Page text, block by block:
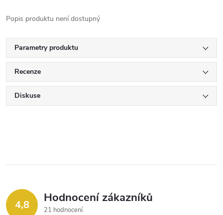
Popis produktu není dostupný
Parametry produktu
Recenze
Diskuse
4,8 Hodnocení zákazníků
21 hodnocení